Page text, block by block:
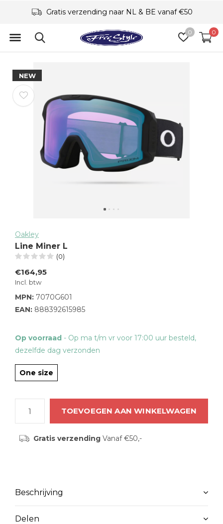
0 0
Gratis verzending naar NL & BE vanaf €50
NEW
Oakley
Line Miner L
(0)
€164,95
Incl. btw
MPN: 7070G601
EAN: 888392615985
Op voorraad - Op ma t/m vr voor 17:00 uur besteld,
dezelfde dag verzonden
One size
TOEVOEGEN AAN WINKELWAGEN
Gratis verzendingVanaf €50,-
Beschrijving
Delen